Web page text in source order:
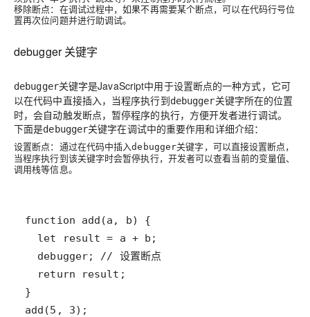
移除断点：在调试过程中，如果不再需要某个断点，可以在代码行号位
置再次位问题并进行助调试。
debugger 关键字
debugger关键字是JavaScript中用于设置断点的一种方式，它可
以在代码中直接插入，当程序执行到debugger关键字所在的位置
时，会自动触发断点，暂停程序的执行，方便开发者进行调试。
下面是debugger关键字在调试中的重要作用和详细介绍：
设置断点：通过在代码中插入debugger关键字，可以直接设置断点，
当程序执行到该关键字时会暂停执行，开发者可以查看当前的变量值、
调用栈等信息。
add(5, 3);